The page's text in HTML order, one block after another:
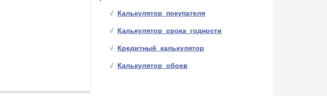
Калькулятор покупателя
Калькулятор срока годности
Кредитный калькулятор
Калькулятор обоев